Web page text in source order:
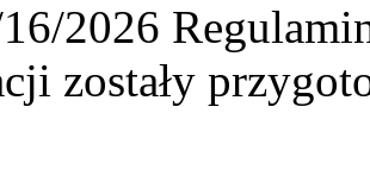
2026
zostały